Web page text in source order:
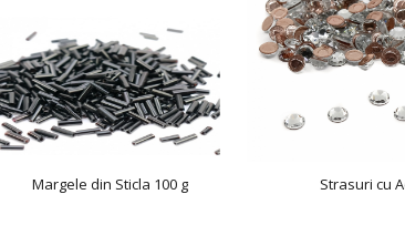
Margele din Sticla 100 g Strasuri cu